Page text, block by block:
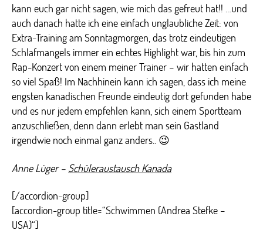
kann euch gar nicht sagen, wie mich das gefreut hat!! …und
auch danach hatte ich eine einfach unglaubliche Zeit: von
Extra-Training am Sonntagmorgen, das trotz eindeutigen
Schlafmangels immer ein echtes Highlight war, bis hin zum
Rap-Konzert von einem meiner Trainer – wir hatten einfach
so viel Spaß! Im Nachhinein kann ich sagen, dass ich meine
engsten kanadischen Freunde eindeutig dort gefunden habe
und es nur jedem empfehlen kann, sich einem Sportteam
anzuschließen, denn dann erlebt man sein Gastland
irgendwie noch einmal ganz anders.. 😉
Anne Lüger – Schüleraustausch Kanada
[/accordion-group]
[accordion-group title=“Schwimmen (Andrea Stefke –
USA)“]